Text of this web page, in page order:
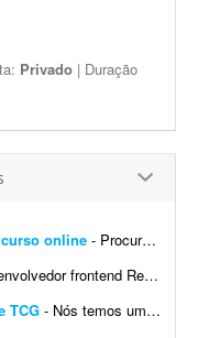
Privado | Duração
online - Procuro desenvolvedor para fazer algumas customizações na API do Fluxer (fluxer.app) para uso em um curso online. A ideia é manter praticamente toda a estrutura atual da plata...
CSS. Experiência na integração de APIs REST e autenticação por token (AWS Cognito é diferencial). O design j&aacut...
TCG - Nós temos um site de marketplace de TCG (trading card game) chamado Capital Collectibles e gostaria de um programador front-end e back-end para nos ajudar a revisar a estrutura e validar a p...